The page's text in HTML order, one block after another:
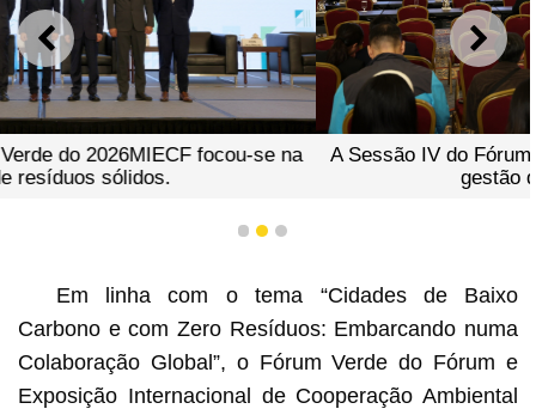
ANTERIOR
A Sessão IV do Fórum Verde do 2026MIECF focou-se na
gestão de resíduos sólidos.
1 2 3
Em linha com o tema “Cidades de Baixo
Carbono e com Zero Resíduos: Embarcando numa
Colaboração Global”, o Fórum Verde do Fórum e
Exposição Internacional de Cooperação Ambiental